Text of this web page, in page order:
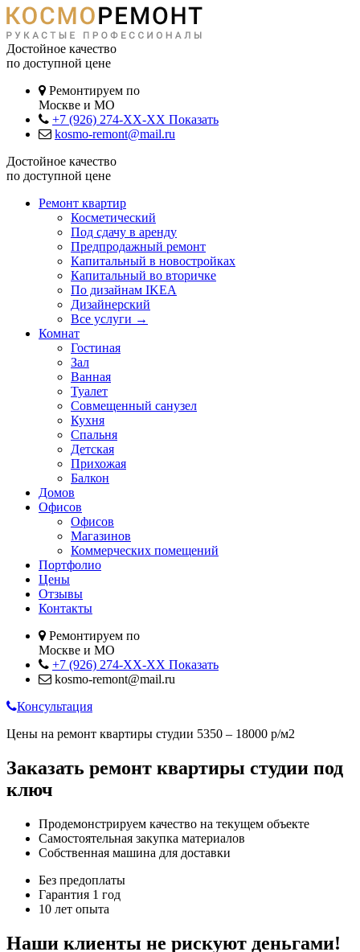
Достойное качество
по доступной цене
Ремонтируем по
Москве и МО
+7 (926) 274-XX-XX Показать
kosmo-remont@mail.ru
Достойное качество
по доступной цене
Ремонт квартир
Косметический
Под сдачу в аренду
Предпродажный ремонт
Капитальный в новостройках
Капитальный во вторичке
По дизайнам IKEA
Дизайнерский
Все услуги →
Комнат
Гостиная
Зал
Ванная
Туалет
Совмещенный санузел
Кухня
Спальня
Детская
Прихожая
Балкон
Домов
Офисов
Офисов
Магазинов
Коммерческих помещений
Портфолио
Цены
Отзывы
Контакты
Ремонтируем по
Москве и МО
+7 (926) 274-XX-XX Показать
kosmo-remont@mail.ru
Консультация
Цены на ремонт квартиры студии 5350 – 18000 р/м2
Заказать ремонт квартиры студии под
ключ
Продемонстрируем качество на текущем объекте
Самостоятельная закупка материалов
Собственная машина для доставки
Без предоплаты
Гарантия 1 год
10 лет опыта
Наши клиенты не рискуют деньгами!